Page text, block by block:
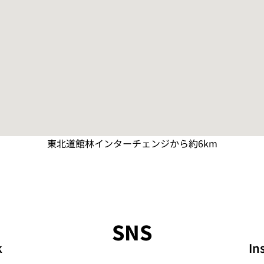
東北道館林インターチェンジから約6km
SNS